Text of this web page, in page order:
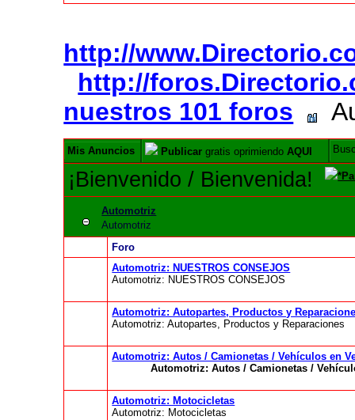
http://
http://
nuestros 101 foros
Mis Anuncios Publicar gratis oprimiendoAQUI
¡Bienvenido / Bienvenida!
Automotriz
Automotriz
Foro
Automotriz: NUESTROS CONSEJOS
Automotriz: NUESTROS CONSEJOS
Automotriz: Autopartes, Productos y
Automotriz: Autopartes, Productos y Reparaciones
Automotriz: Autos / Camionetas / Vehículos en
Automotriz: Autos / Camionetas /
Automotriz: Motocicletas
Automotriz: Motocicletas